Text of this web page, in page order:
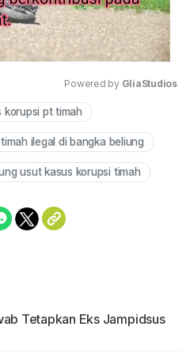
Powered by GliaStudios
korupsi pt timah
ilegal di bangka beliung
usut kasus korupsi timah
Tetapkan Eks Jampidsus